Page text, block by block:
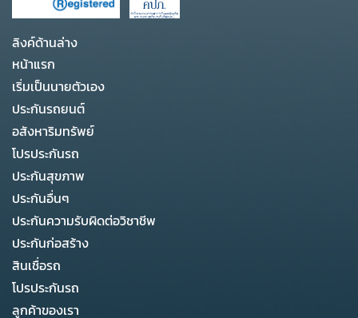
ลิงค์ด้านล่าง
หน้าแรก
เริ่มเป็นนายตัวเอง
ประกันรถยนต์
อสังหาริมทรัพย์
โปรประกันรถ
ประกันสุขภาพ
ประกันอื่นๆ
ประกันความรับผิดต่อวิชาชีพ
ประกันก่อสร้าง
สินเชื่อรถ
โปรประกันรถ
ลูกค้าของเรา